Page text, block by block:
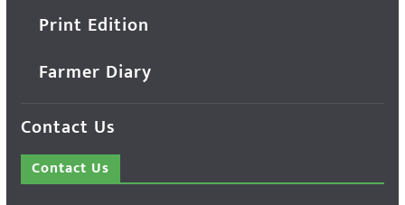
Print Edition
Farmer Diary
Contact Us
Contact Us